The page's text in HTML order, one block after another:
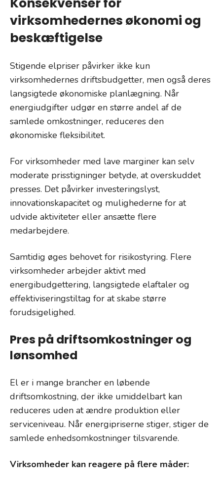
virksomhedernes økonomi og
beskæftigelse
Stigende elpriser påvirker ikke kun
virksomhedernes driftsbudgetter, men også deres
langsigtede økonomiske planlægning. Når
energiudgifter udgør en større andel af de
samlede omkostninger, reduceres den
økonomiske fleksibilitet.
For virksomheder med lave marginer kan selv
moderate prisstigninger betyde, at overskuddet
presses. Det påvirker investeringslyst,
innovationskapacitet og mulighederne for at
udvide aktiviteter eller ansætte flere
medarbejdere.
Samtidig øges behovet for risikostyring. Flere
virksomheder arbejder aktivt med
energibudgettering, langsigtede elaftaler og
effektiviseringstiltag for at skabe større
forudsigelighed.
Pres på driftsomkostninger og
lønsomhed
El er i mange brancher en løbende
driftsomkostning, der ikke umiddelbart kan
reduceres uden at ændre produktion eller
serviceniveau. Når energipriserne stiger, stiger de
samlede enhedsomkostninger tilsvarende.
Virksomheder kan reagere på flere måder: